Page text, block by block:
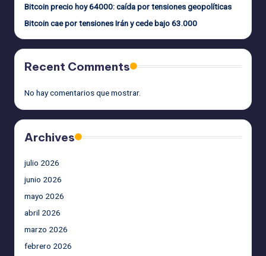
Bitcoin precio hoy 64000: caída por tensiones geopolíticas
Bitcoin cae por tensiones Irán y cede bajo 63.000
Recent Comments
No hay comentarios que mostrar.
Archives
julio 2026
junio 2026
mayo 2026
abril 2026
marzo 2026
febrero 2026